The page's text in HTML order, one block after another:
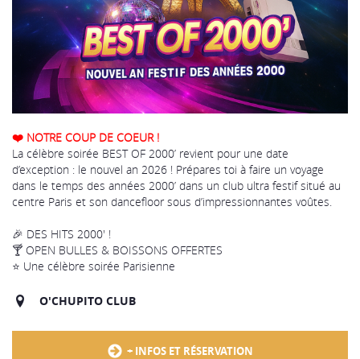
❤️ NOTRE COUP DE COEUR !
La célèbre soirée BEST OF 2000’ revient pour une date
d’exception : le nouvel an 2026 ! Prépares toi à faire un voyage
dans le temps des années 2000’ dans un club ultra festif situé au
centre Paris et son dancefloor sous d’impressionnantes voûtes.
🎉 DES HITS 2000' !
🍸 OPEN BULLES & BOISSONS OFFERTES
⭐️ Une célèbre soirée Parisienne
O'CHUPITO CLUB
+ INFOS ET RÉSERVATION